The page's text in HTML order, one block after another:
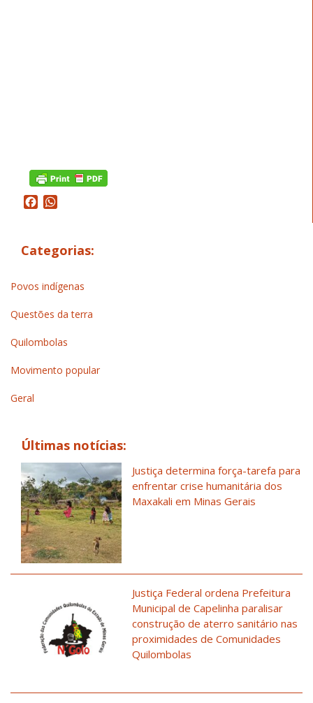
Facebook
Categorias:
Povos indígenas
Questões da terra
Quilombolas
Movimento popular
Geral
Últimas notícias:
Justiça determina força-tarefa para
enfrentar crise humanitária dos
Maxakali em Minas Gerais
Justiça Federal ordena Prefeitura
Municipal de Capelinha paralisar
construção de aterro sanitário nas
proximidades de Comunidades
Quilombolas